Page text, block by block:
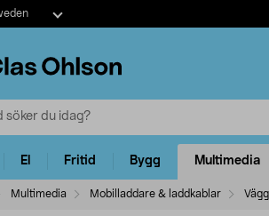
El Fritid Bygg Multimedia
Multimedia Mobilladdare & laddkablar